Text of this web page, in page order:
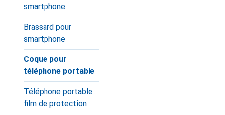
smartphone
Brassard pour
smartphone
Coque pour
téléphone portable
Téléphone portable :
film de protection